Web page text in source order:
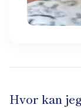
Hvor kan